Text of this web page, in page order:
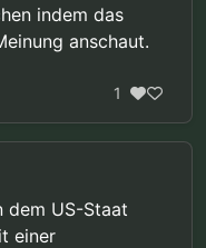
indem das
anschaut.
1
dem US-Staat
einer